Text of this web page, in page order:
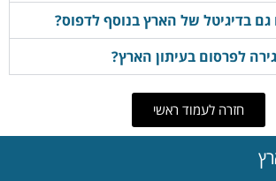
בדיגיטל של הארץ בנוסף לדפוס?
לפרסום בעיתון הארץ?
חזרה לעמוד ראשי